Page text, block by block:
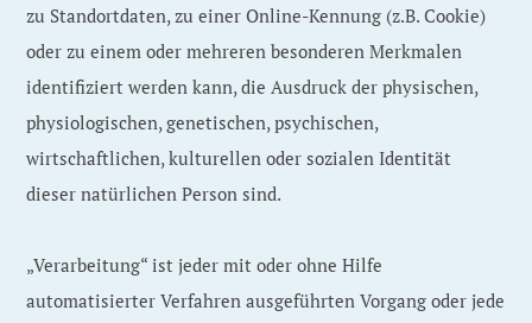
zu Standortdaten, zu einer Online-Kennung (z.B. Cookie)
oder zu einem oder mehreren besonderen Merkmalen
identifiziert werden kann, die Ausdruck der physischen,
physiologischen, genetischen, psychischen,
wirtschaftlichen, kulturellen oder sozialen Identität
dieser natürlichen Person sind.
„Verarbeitung“ ist jeder mit oder ohne Hilfe
automatisierter Verfahren ausgeführten Vorgang oder jede